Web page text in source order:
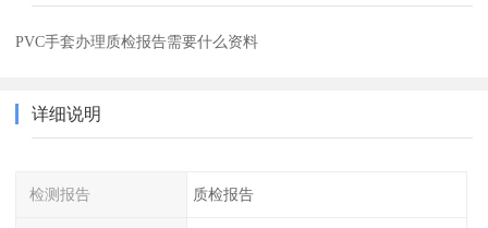
PVC手套办理质检报告需要什么资料
详细说明
检测报告 质检报告